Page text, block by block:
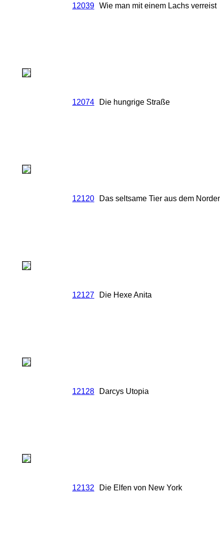
12039 Wie man mit einem Lachs verreist
12074 Die hungrige Straße
12120 Das seltsame Tier aus dem
12127 Die Hexe Anita
12128 Darcys Utopia
12132 Die Elfen von New York